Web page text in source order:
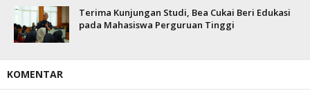
Terima Kunjungan Studi, Bea Cukai Beri Edukasi
pada Mahasiswa Perguruan Tinggi
KOMENTAR